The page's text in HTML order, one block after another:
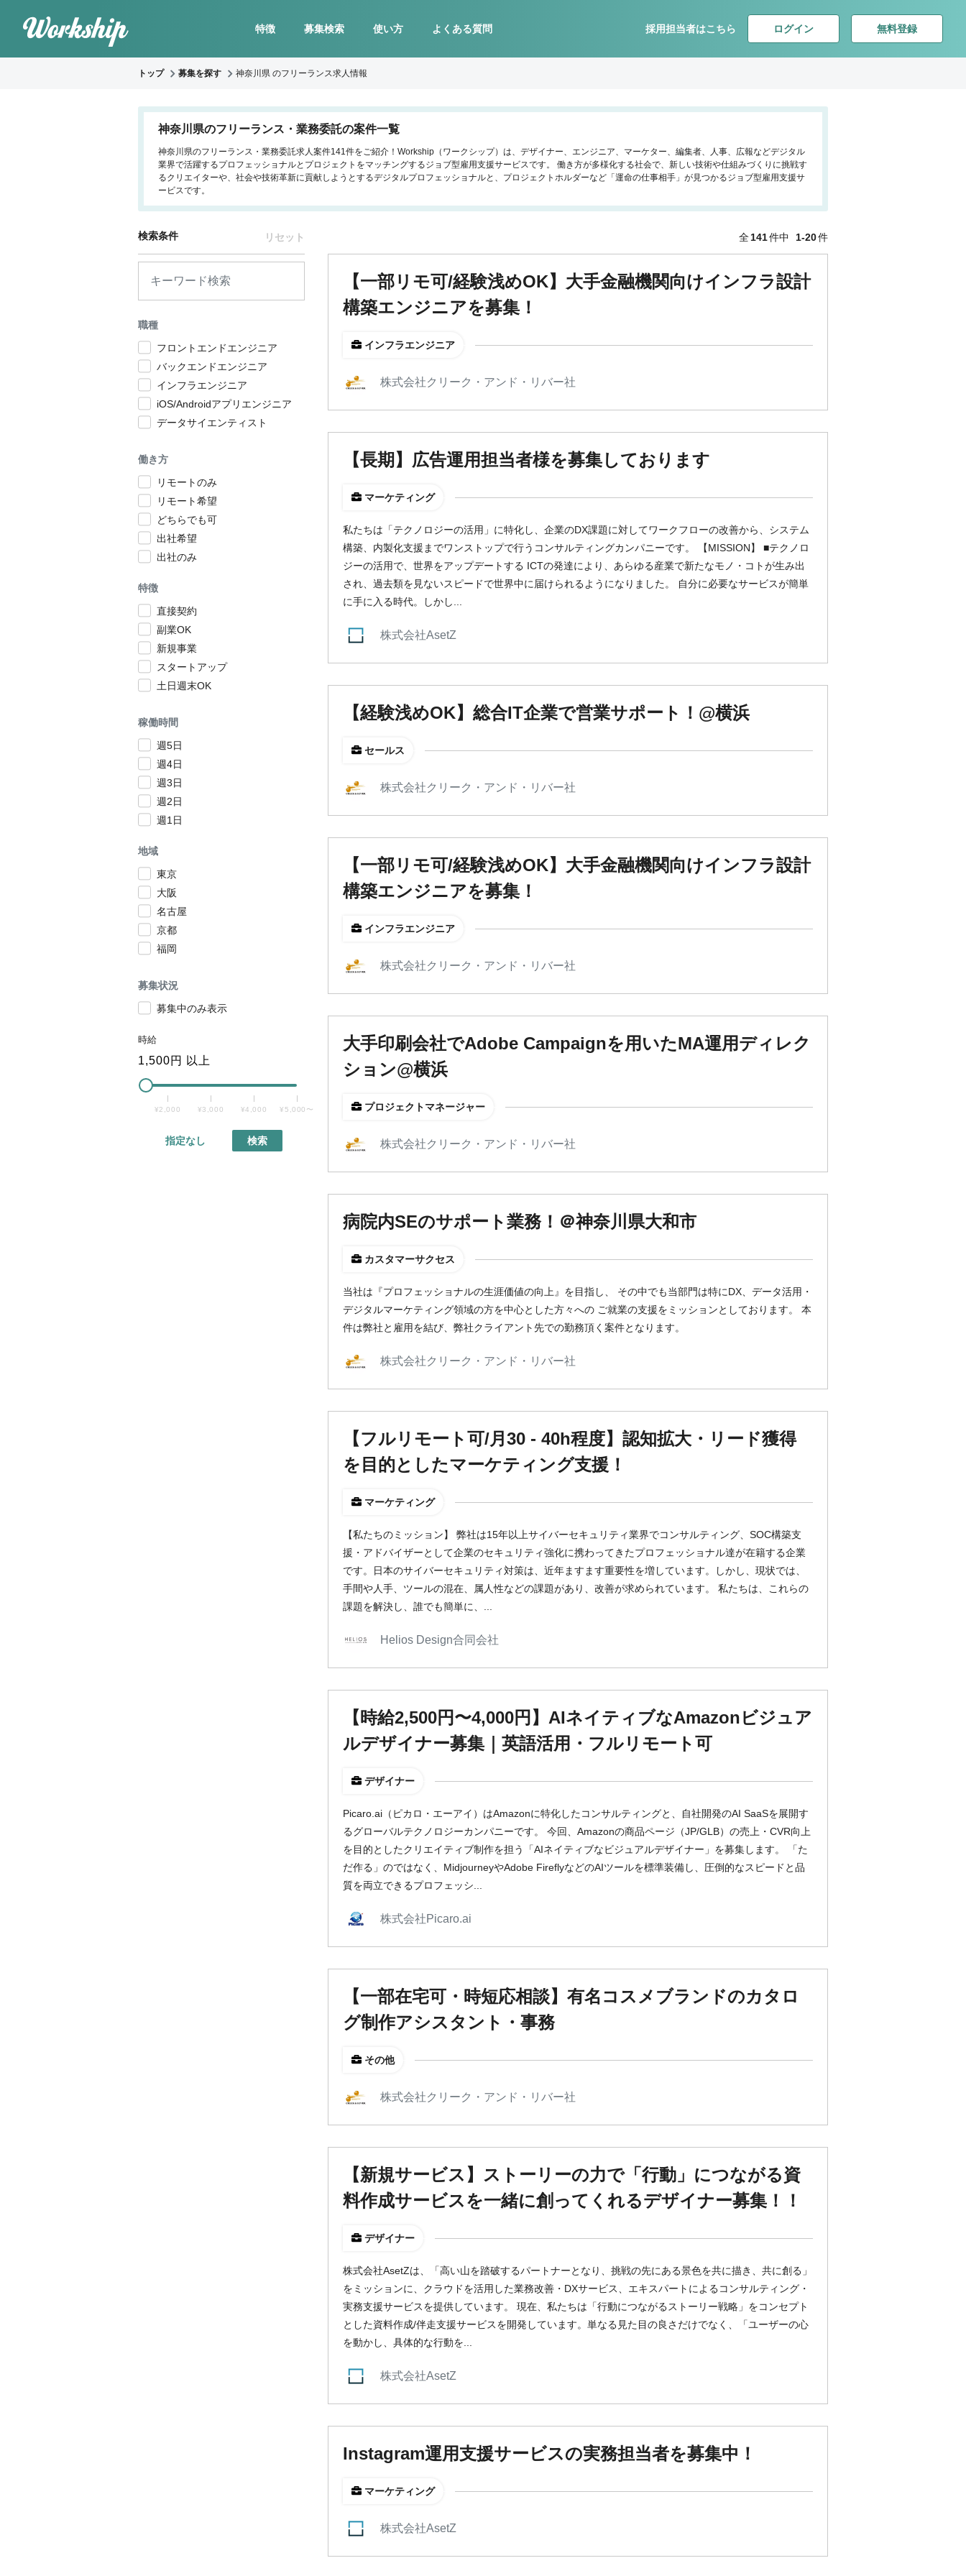
特徴 募集検索 使い方 よくある質問 採用担当者はこちら ログイン 無料登録
トップ 募集を探す 神奈川県 のフリーランス求人情報
神奈川県のフリーランス・業務委託の案件一覧
神奈川県のフリーランス・業務委託求人案件141件をご紹介！Workship（ワークシップ）は、デザイナー、エンジニア、マーケター、編集者、人事、広報などデジタル
業界で活躍するプロフェッショナルとプロジェクトをマッチングするジョブ型雇用支援サービスです。 働き方が多様化する社会で、新しい技術や仕組みづくりに挑戦す
るクリエイターや、社会や技術革新に貢献しようとするデジタルプロフェッショナルと、プロジェクトホルダーなど「運命の仕事相手」が見つかるジョブ型雇用支援サ
ービスです。
検索条件 リセット
職種
フロントエンドエンジニア
バックエンドエンジニア
インフラエンジニア
iOS/Androidアプリエンジニア
データサイエンティスト
働き方
リモートのみ
リモート希望
どちらでも可
出社希望
出社のみ
特徴
直接契約
副業OK
新規事業
スタートアップ
土日週末OK
稼働時間
週5日
週4日
週3日
週2日
週1日
地域
東京
大阪
名古屋
京都
福岡
募集状況
募集中のみ表示
時給
1,500円 以上
¥2,000 ¥3,000 ¥4,000 ¥5,000〜
指定なし 検索
全141件中 1-20件
【一部リモ可/経験浅めOK】大手金融機関向けインフラ設計
構築エンジニアを募集！
インフラエンジニア
株式会社クリーク・アンド・リバー社
【長期】広告運用担当者様を募集しております
マーケティング
私たちは「テクノロジーの活用」に特化し、企業のDX課題に対してワークフローの改善から、システム
構築、内製化支援までワンストップで行うコンサルティングカンパニーです。 【MISSION】 ■テクノロ
ジーの活用で、世界をアップデートする ICTの発達により、あらゆる産業で新たなモノ・コトが生み出
され、過去類を見ないスピードで世界中に届けられるようになりました。 自分に必要なサービスが簡単
に手に入る時代。しかし...
株式会社AsetZ
【経験浅めOK】総合IT企業で営業サポート！@横浜
セールス
株式会社クリーク・アンド・リバー社
【一部リモ可/経験浅めOK】大手金融機関向けインフラ設計
構築エンジニアを募集！
インフラエンジニア
株式会社クリーク・アンド・リバー社
大手印刷会社でAdobe Campaignを用いたMA運用ディレク
ション@横浜
プロジェクトマネージャー
株式会社クリーク・アンド・リバー社
病院内SEのサポート業務！＠神奈川県大和市
カスタマーサクセス
当社は『プロフェッショナルの生涯価値の向上』を目指し、 その中でも当部門は特にDX、データ活用・
デジタルマーケティング領域の方を中心とした方々への ご就業の支援をミッションとしております。 本
件は弊社と雇用を結び、弊社クライアント先での勤務頂く案件となります。
株式会社クリーク・アンド・リバー社
【フルリモート可/月30 - 40h程度】認知拡大・リード獲得
を目的としたマーケティング支援！
マーケティング
【私たちのミッション】 弊社は15年以上サイバーセキュリティ業界でコンサルティング、SOC構築支
援・アドバイザーとして企業のセキュリティ強化に携わってきたプロフェッショナル達が在籍する企業
です。日本のサイバーセキュリティ対策は、近年ますます重要性を増しています。しかし、現状では、
手間や人手、ツールの混在、属人性などの課題があり、改善が求められています。 私たちは、これらの
課題を解決し、誰でも簡単に、...
Helios Design合同会社
【時給2,500円〜4,000円】AIネイティブなAmazonビジュア
ルデザイナー募集｜英語活用・フルリモート可
デザイナー
Picaro.ai（ピカロ・エーアイ）はAmazonに特化したコンサルティングと、自社開発のAI SaaSを展開す
るグローバルテクノロジーカンパニーです。 今回、Amazonの商品ページ（JP/GLB）の売上・CVR向上
を目的としたクリエイティブ制作を担う「AIネイティブなビジュアルデザイナー」を募集します。 「た
だ作る」のではなく、MidjourneyやAdobe FireflyなどのAIツールを標準装備し、圧倒的なスピードと品
質を両立できるプロフェッシ...
株式会社Picaro.ai
【一部在宅可・時短応相談】有名コスメブランドのカタロ
グ制作アシスタント・事務
その他
株式会社クリーク・アンド・リバー社
【新規サービス】ストーリーの力で「行動」につながる資
料作成サービスを一緒に創ってくれるデザイナー募集！！
デザイナー
株式会社AsetZは、「高い山を踏破するパートナーとなり、挑戦の先にある景色を共に描き、共に創る」
をミッションに、クラウドを活用した業務改善・DXサービス、エキスパートによるコンサルティング・
実務支援サービスを提供しています。 現在、私たちは「行動につながるストーリー戦略」をコンセプト
とした資料作成/伴走支援サービスを開発しています。単なる見た目の良さだけでなく、「ユーザーの心
を動かし、具体的な行動を...
株式会社AsetZ
Instagram運用支援サービスの実務担当者を募集中！
マーケティング
株式会社AsetZ